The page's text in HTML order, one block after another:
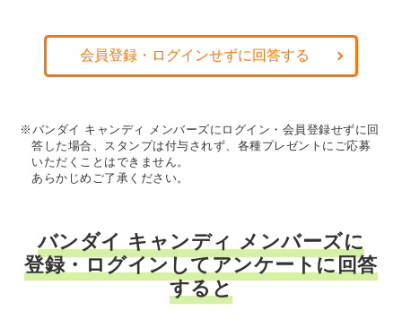
会員登録・ログインせずに回答する
※バンダイ キャンディ メンバーズにログイン・会員登録せずに回
答した場合、スタンプは付与されず、各種プレゼントにご応募
いただくことはできません。
あらかじめご了承ください。
バンダイ キャンディ メンバーズに
登録・ログインしてアンケートに回答
すると